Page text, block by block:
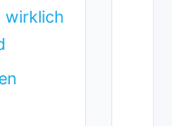
wirklich